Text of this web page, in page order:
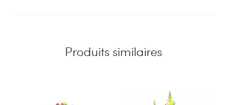
Produits similaires